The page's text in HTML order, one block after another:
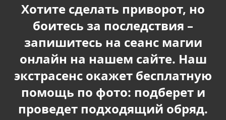
Хотите сделать приворот, но
боитесь за последствия –
запишитесь на сеанс магии
онлайн на нашем сайте. Наш
экстрасенс окажет бесплатную
помощь по фото: подберет и
проведет подходящий обряд.